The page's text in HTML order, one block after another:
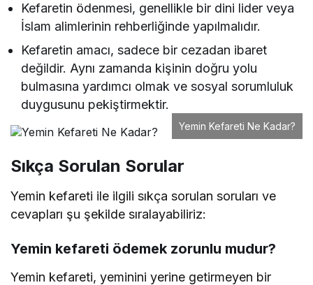
Kefaretin ödenmesi, genellikle bir dini lider veya
İslam alimlerinin rehberliğinde yapılmalıdır.
Kefaretin amacı, sadece bir cezadan ibaret
değildir. Aynı zamanda kişinin doğru yolu
bulmasına yardımcı olmak ve sosyal sorumluluk
duygusunu pekiştirmektir.
Yemin Kefareti Ne Kadar?
Sıkça Sorulan Sorular
Yemin kefareti ile ilgili sıkça sorulan soruları ve
cevapları şu şekilde sıralayabiliriz:
Yemin kefareti ödemek zorunlu mudur?
Yemin kefareti, yeminini yerine getirmeyen bir